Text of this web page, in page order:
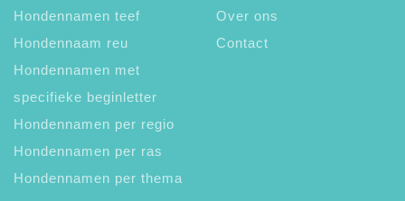
Hondennamen teef
Hondennaam reu
Hondennamen met
specifieke beginletter
Hondennamen per regio
Hondennamen per ras
Hondennamen per thema
Over ons
Contact